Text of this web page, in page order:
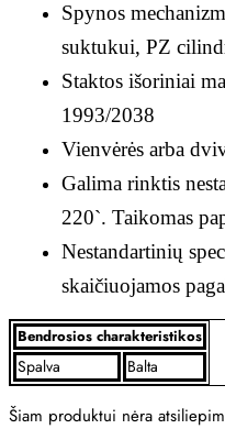
Spynos
suktukui, PZ
Staktos išoriniai
1993/2038
Vienvėrės arba
Galima rinktis
220`. Taikomas
Nestandartinių
skaičiuojamos
Bendrosios charakteristikos
Spalva Balta
Šiam produktui nėra